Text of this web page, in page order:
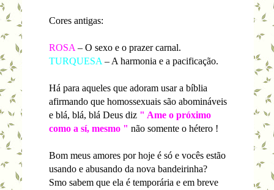
Cores antigas:
ROSA – O sexo e o prazer carnal.
TURQUESA – A harmonia e a pacificação.
Há para aqueles que adoram usar a bíblia
afirmando que homossexuais são abomináveis
e blá, blá, blá Deus diz " Ame o próximo
como a sí, mesmo " não somente o hétero !
Bom meus amores por hoje é só e vocês estão
usando e abusando da nova bandeirinha?
Smo sabem que ela é temporária e em breve